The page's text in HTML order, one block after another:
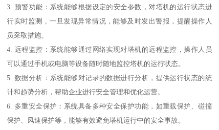
3. 预警功能：系统能够根据设定的安全参数，对塔机的运行状态进
行实时监测，一旦发现异常情况，能够及时发出警报，提醒操作人
员采取措施。
4. 远程监控：系统能够通过网络实现对塔机的远程监控，操作人员
可以通过手机或电脑等设备随时随地监控塔机的运行状态。
5. 数据分析：系统能够对记录的数据进行分析，提供运行状态的统
计和趋势分析，帮助企业进行安全管理和优化运营。
6. 多重安全保护：系统具备多种安全保护功能，如重载保护、碰撞
保护、风速保护等，能够有效避免塔机运行中的安全事故。